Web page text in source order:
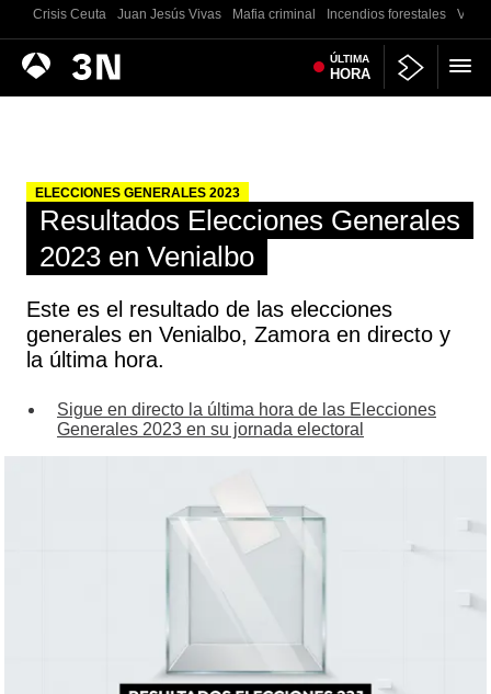
Crisis Ceuta Juan Jesús Vivas Mafia criminal Incendios forestales
Antena
3
Noticias ÚLTIMA
HORA
ELECCIONES GENERALES 2023
Resultados Elecciones Generales
2023 en Venialbo
Este es el resultado de las elecciones
generales en Venialbo, Zamora en directo y
la última hora.
Sigue en directo la última hora de las Elecciones
Generales 2023 en su jornada electoral